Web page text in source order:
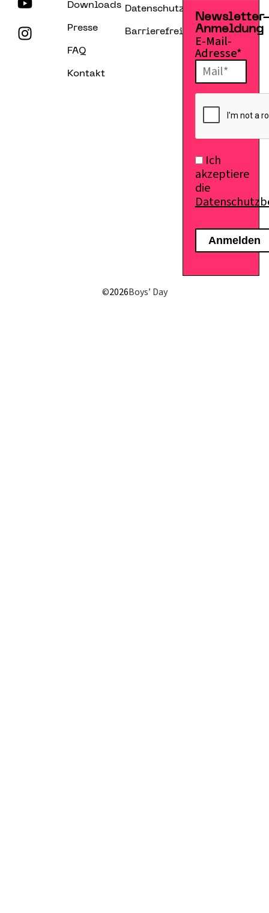
Downloads
Presse
FAQ
Kontakt
Datenschutzerklärung
Barrierefreiheitserklärung
Anmeldung
E-Mail-
Adresse*
Ich
akzeptiere
die
©2026Boys’ Day